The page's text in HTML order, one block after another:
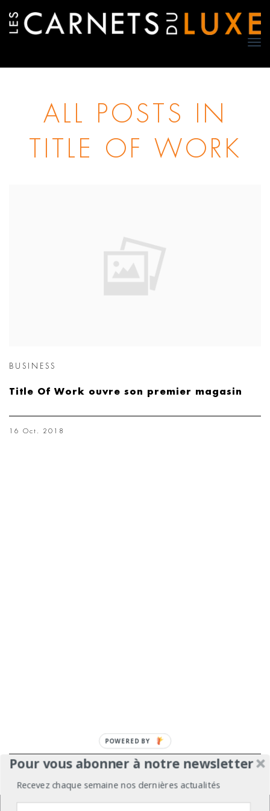
ALL POSTS IN
TITLE OF WORK
BUSINESS
Title Of Work ouvre son premier magasin
16 Oct. 2018
Annonceurs Partenariats Les Experts
Pour vous abonner à notre newsletter
Recevez chaque semaine nos dernières actualités
POWERED BY